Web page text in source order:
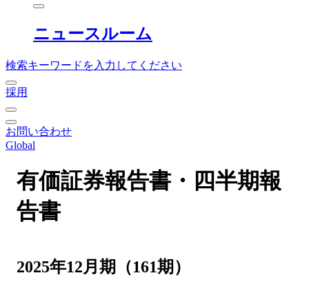
ニュースルーム
検索キーワードを入力してください
採用
お問い合わせ
Global
有価証券報告書・四半期報
告書
2025年12月期（161期）